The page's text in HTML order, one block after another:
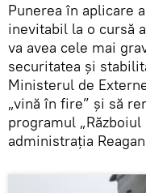
Punerea în aplicare
inevitabil la o cursă
va avea cele mai
securitatea și
Ministerul de
„vină în fire” și să
programul
administrația